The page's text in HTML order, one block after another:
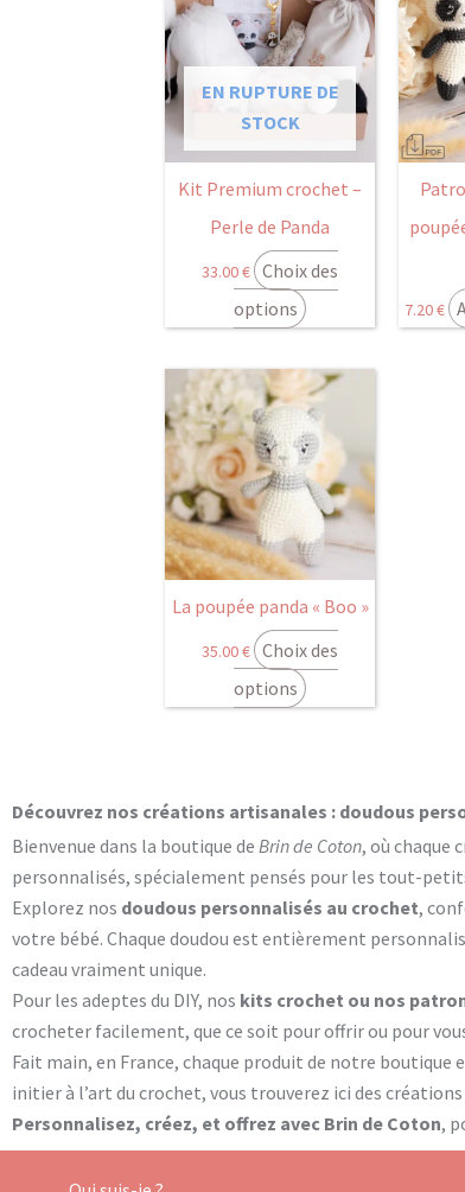
EN RUPTURE DE
STOCK
Kit Premium crochet –
Perle de Panda
33.00€ Choix des
options
7.20€
La poupée panda « Boo »
35.00€ Choix des
options
Ce
produit
a
plusieurs
variations.
Les
options
peuvent
être
choisies
sur
produit
Découvrez nos créations artisanales : doudous
Bienvenue dans la boutique de Brin de Coton, où chaque
personnalisés, spécialement pensés pour les tout-
Explorez nos doudous personnalisés au crochet,
votre bébé. Chaque doudou est entièrement
cadeau vraiment unique.
Pour les adeptes du DIY, nos kits crochet ou nos
crocheter facilement, que ce soit pour offrir ou pour
Fait main, en France, chaque produit de notre boutique
initier à l’art du crochet, vous trouverez ici des
Personnalisez, créez, et offrez avec Brin de Coton,